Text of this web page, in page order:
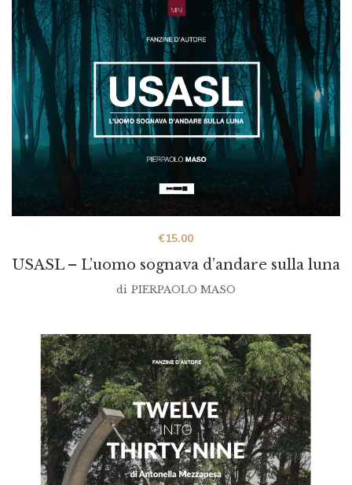
USASL – L’uomo sognava d’andare sulla luna
€15.00
di PIERPAOLO MASO